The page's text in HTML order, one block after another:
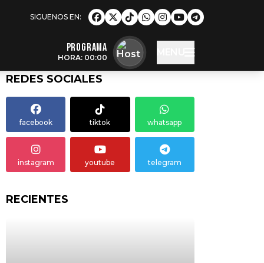
Programa
HORA: 00:00
REDES SOCIALES
facebook tiktok whatsapp
instagram youtube telegram
RECIENTES